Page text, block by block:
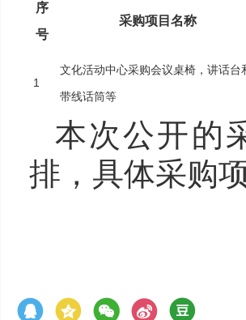
序
号
采购项目名称
1
文化活动中心采购会议桌椅，讲话台
带线话筒等
本次公开的
排，具体采购